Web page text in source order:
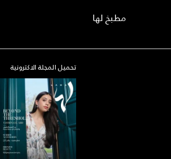
مطبخ لها
تحميل المجلة الاكترونية